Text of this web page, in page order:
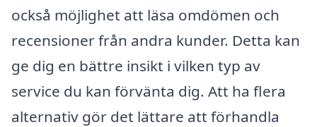
också möjlighet att läsa omdömen och
recensioner från andra kunder. Detta kan
ge dig en bättre insikt i vilken typ av
service du kan förvänta dig. Att ha flera
alternativ gör det lättare att förhandla